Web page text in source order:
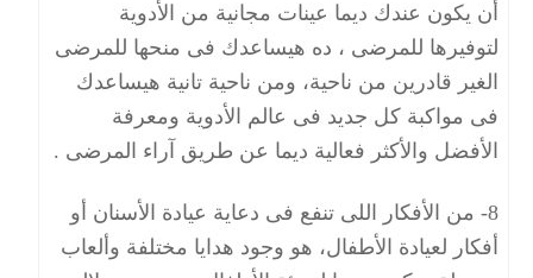
أن يكون عندك ديما عينات مجانية من الأدوية
لتوفيرها للمرضى ، ده هيساعدك فى منحها للمرضى
الغير قادرين من ناحية، ومن ناحية تانية هيساعدك
فى مواكبة كل جديد فى عالم الأدوية ومعرفة
الأفضل والأكثر فعالية ديما عن طريق آراء المرضى .
8- من الأفكار اللى تنفع فى دعاية عيادة الأسنان أو
أفكار لعيادة الأطفال، هو وجود هدايا مختلفة وألعاب